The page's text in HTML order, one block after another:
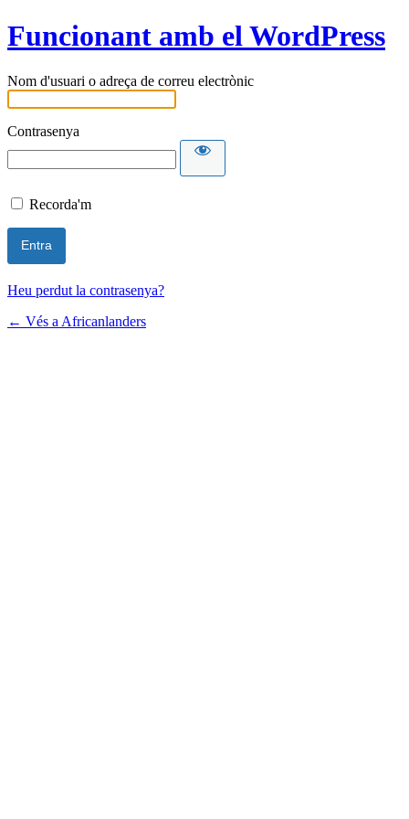
Funcionant amb el WordPress
Nom d'usuari o adreça de correu electrònic
Contrasenya
Recorda'm
Heu perdut la contrasenya?
← Vés a Africanlanders